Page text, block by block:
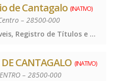
de Cantagalo (INATIVO)
– 28500-000
Notas, Registro de Imóveis, Registro de Títulos e Documentos e Civis das Pessoas Jurídicas, Notas, Registro de Imóveis, Registro de Títulos e Documentos e Civis das Pessoas Jurídicas, Notas, Registro de Imóveis, Registro de Títulos e Documentos e Civis das Pessoas Jurídicas
CANTAGALO (INATIVO)
– 28500-000